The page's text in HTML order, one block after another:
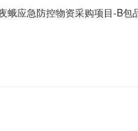
蛾应急防控物资采购项目-B包
议室响应文